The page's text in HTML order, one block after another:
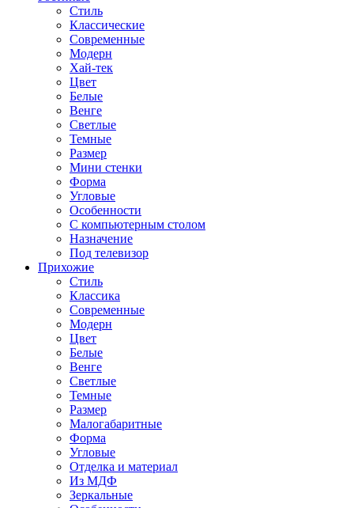
Стиль
Классические
Современные
Модерн
Хай-тек
Цвет
Белые
Венге
Светлые
Темные
Размер
Мини стенки
Форма
Угловые
Особенности
С компьютерным столом
Назначение
Под телевизор
Прихожие
Стиль
Классика
Современные
Модерн
Цвет
Белые
Венге
Светлые
Темные
Размер
Малогабаритные
Форма
Угловые
Отделка и материал
Из МДФ
Зеркальные